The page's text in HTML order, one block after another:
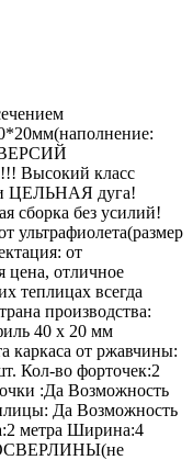
ВЕРСИЙ
класс
и ЦЕЛЬНАЯ дуга!
сборка без усилий!
от
цена, отличное
теплицах всегда
производства:
40 х 20 мм
каркаса от ржавчины:
Кол-во форточек:2
:Да Возможность
Да Возможность
метра Ширина:4